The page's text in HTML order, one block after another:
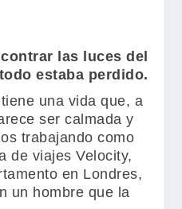
las luces del
estaba perdido.
una vida que, a
ser calmada y
trabajando como
de viajesVelocity,
en Londres,
un hombre que la